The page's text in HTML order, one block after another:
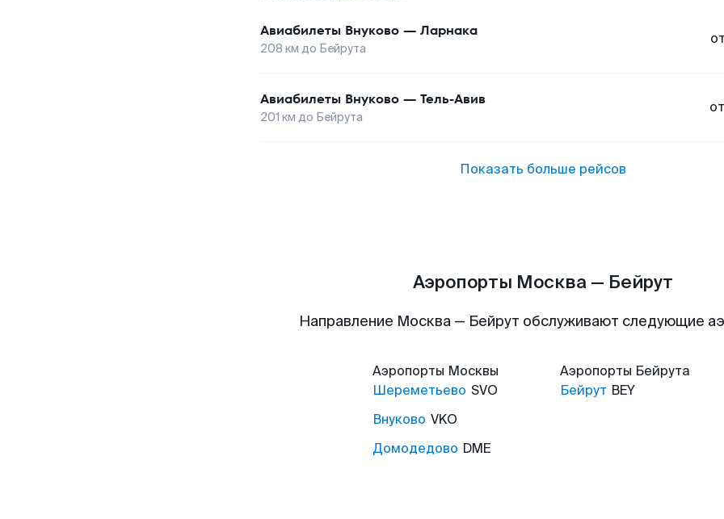
Авиабилеты Внуково — Ларнака
208 км до Бейрута
от
Авиабилеты Внуково — Тель-Авив
201 км до Бейрута
от
Показать больше рейсов
Аэропорты Москва — Бейрут
Направление Москва — Бейрут обслуживают следующие
Аэропорты Москвы
Шереметьево SVO
Внуково VKO
Домодедово DME
Аэропорты Бейрута
Бейрут BEY